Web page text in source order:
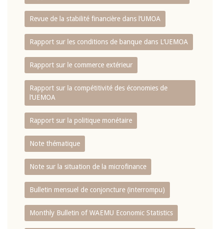
Revue de la stabilité financière dans l‘UMOA
Rapport sur les conditions de banque dans L‘UEMOA
Rapport sur le commerce extérieur
Rapport sur la compétitivité des économies de
l‘UEMOA
Rapport sur la politique monétaire
Note thématique
Note sur la situation de la microfinance
Bulletin mensuel de conjoncture (interrompu)
Monthly Bulletin of WAEMU Economic Statistics